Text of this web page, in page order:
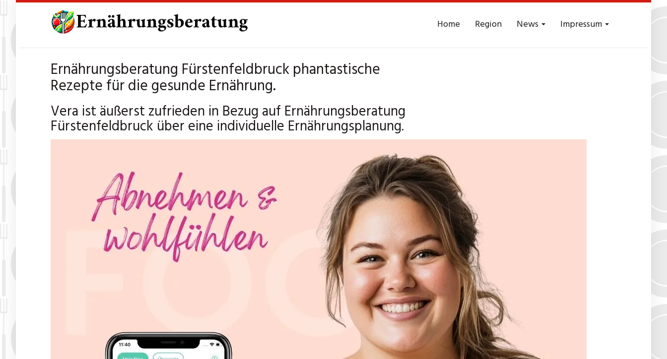
Home Region News Impressum
Ernährungsberatung Fürstenfeldbruck phantastische
Rezepte für die gesunde Ernährung.
Vera ist äußerst zufrieden in Bezug auf Ernährungsberatung
Fürstenfeldbruck über eine individuelle Ernährungsplanung.